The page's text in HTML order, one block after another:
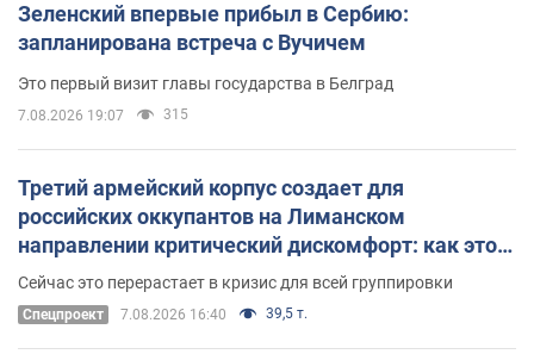
Зеленский впервые прибыл в Сербию:
запланирована встреча с Вучичем
Это первый визит главы государства в Белград
7.08.2026 19:07 315
Третий армейский корпус создает для
российских оккупантов на Лиманском
направлении критический дискомфорт: как это
удалось
Сейчас это перерастает в кризис для всей группировки
Спецпроект 7.08.2026 16:40 39,5 т.